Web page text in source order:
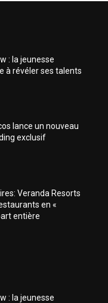
: la jeunesse
à révéler ses talents
lance un nouveau
exclusif
Veranda Resorts
en «
entière
: la jeunesse